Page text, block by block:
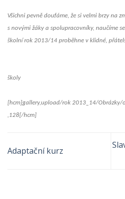
Všichni pevně doufáme, že si velmi brzy na
s novými žáky a spolupracovníky, naučíme
školní rok 2013/14 proběhne v klidné,
Zuzana
školy
Foto:
[hcm]gallery,upload/rok 2013_14/
,128[/hcm]
Adaptační kurz